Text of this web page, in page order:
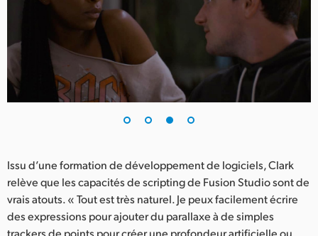
Issu d’une formation de développement de logiciels, Clark
relève que les capacités de scripting de Fusion Studio sont de
vrais atouts. « Tout est très naturel. Je peux facilement écrire
des expressions pour ajouter du parallaxe à de simples